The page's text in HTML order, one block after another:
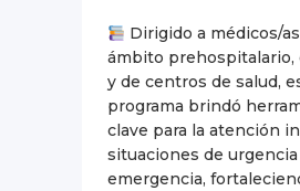
Dirigido a médicos/as
ámbito prehospitalario,
y de centros de salud,
programa brindó
clave para la atención
situaciones de
emergencia,